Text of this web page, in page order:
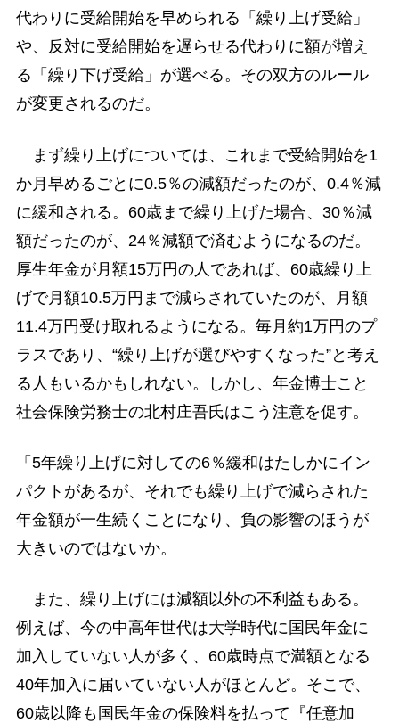
代わりに受給開始を早められる「繰り上げ受給」
や、反対に受給開始を遅らせる代わりに額が増え
る「繰り下げ受給」が選べる。その双方のルール
が変更されるのだ。
まず繰り上げについては、これまで受給開始を1
か月早めるごとに0.5％の減額だったのが、0.4％減
に緩和される。60歳まで繰り上げた場合、30％減
額だったのが、24％減額で済むようになるのだ。
厚生年金が月額15万円の人であれば、60歳繰り上
げで月額10.5万円まで減らされていたのが、月額
11.4万円受け取れるようになる。毎月約1万円のプ
ラスであり、“繰り上げが選びやすくなった”と考え
る人もいるかもしれない。しかし、年金博士こと
社会保険労務士の北村庄吾氏はこう注意を促す。
「5年繰り上げに対しての6％緩和はたしかにイン
パクトがあるが、それでも繰り上げで減らされた
年金額が一生続くことになり、負の影響のほうが
大きいのではないか。
また、繰り上げには減額以外の不利益もある。
例えば、今の中高年世代は大学時代に国民年金に
加入していない人が多く、60歳時点で満額となる
40年加入に届いていない人がほとんど。そこで、
60歳以降も国民年金の保険料を払って『任意加